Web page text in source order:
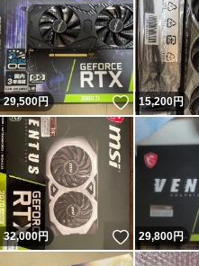
29,500円 いいね！
15,200円
32,000円 いいね！
29,800円